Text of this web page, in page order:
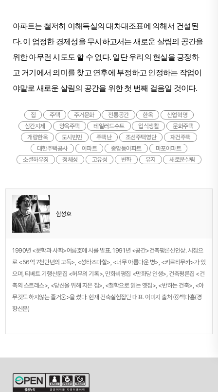
아파트는 철저히 이해득실의 대차대조표에 의해서 건설된
다. 이 엄정한 경제성을 무시하고서는 새로운 살림의 공간을
위한 아무런 시도도 할 수 없다. 일단 우리의 현실을 긍정하
고 거기에서 의미를 찾고 연후에 부정하고 인정하는 작업이
야말로 새로운 살림의 공간을 위한 첫 번째 걸음일 것이다.
집 주택 주거문화 전통공간 한옥
산업혁명
삼칸지제
양옥주택 테일러드수트 입식생활
문화주택
개량한옥
도시빈민 주택난 조선주택영단
재건주택
대한주택공사
아파트 종암동아파트
마포아파트
소셜하우징
정체성 고유성 변화 유지 새로운살림
함성호
1990년 <문학과 사회>여름호에 시를 발표. 1991년 <공간>건축평론신인상. 시집으
로 <56억 7천만년의 고독>, <성타즈마할>, <너무 아름다운 병>, <키르티무카>가 있
으며, 티베트 기행산문집 <허무의 기록>, 만화비평집 <만화당 인생>, 건축평론집 <건
축의 스트레스>, <당신을 위해 지은 집>, <철학으로 읽는 옛집>, <반하는 건축>, <아
무것도 하지않는 즐거움>을 썼다. 현재 건축실험집단대표. 이미지 출처 ⓒ백다흠(경
향신문)